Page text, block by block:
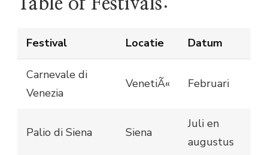
Festival Locatie Datum
Carnevale di
Venezia
VenetiÃ« Februari
Palio di Siena Siena
Juli en
augustus